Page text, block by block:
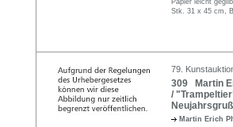
Stk. 31 x 45 cm,
79.
309 Martin
/
Martin Erich